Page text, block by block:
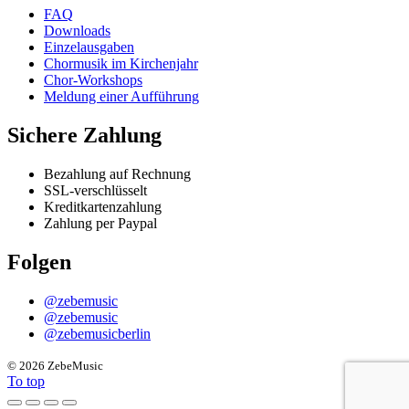
FAQ
Downloads
Einzelausgaben
Chormusik im Kirchenjahr
Chor-Workshops
Meldung einer Aufführung
Sichere Zahlung
Bezahlung auf Rechnung
SSL-verschlüsselt
Kreditkartenzahlung
Zahlung per Paypal
Folgen
@zebemusic
@zebemusic
@zebemusicberlin
© 2026 ZebeMusic
To top